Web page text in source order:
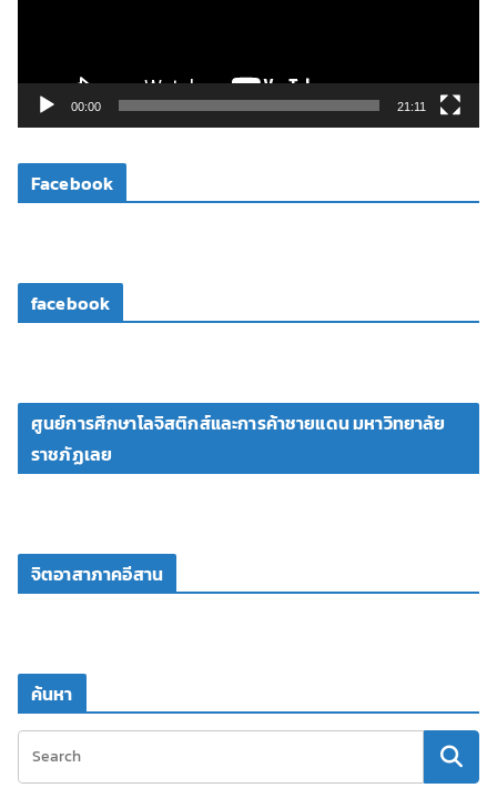
ดี
00:00 21:11
Facebook
facebook
ศูนย์การศึกษาโลจิสติกส์และการค้าชายแดน มหาวิทยาลัย
ราชภัฏเลย
จิตอาสาภาคอีสาน
ค้นหา